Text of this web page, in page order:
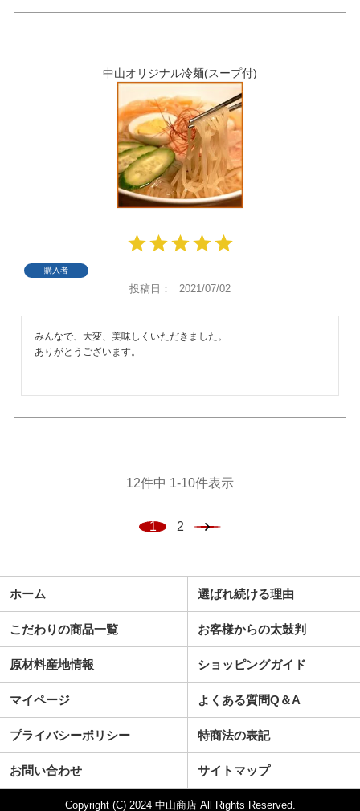
中山オリジナル冷麺(スープ付)
購入者
投稿日 2021/07/02
みんなで、大変、美味しくいただきました。
ありがとうございます。
12件中 1-10件表示
1 2
ホーム 選ばれ続ける理由
こだわりの商品一覧 お客様からの太鼓判
原材料産地情報 ショッピングガイド
マイページ よくある質問Q＆A
プライバシーポリシー 特商法の表記
お問い合わせ サイトマップ
Copyright (C) 2024 中山商店 All Rights Reserved.